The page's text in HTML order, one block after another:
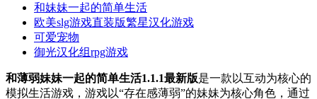
和妹妹一起的简单生活
欧美slg游戏直装版繁星汉化游戏
可爱宠物
御光汉化组rpg游戏
和薄弱妹妹一起的简单生活1.1.1最新版是一款以互动为核心的
模拟生活游戏，游戏以“存在感薄弱”的妹妹为核心角色，通过